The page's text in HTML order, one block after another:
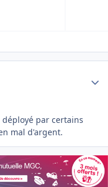
topic overview
par certains
mal d'argent.